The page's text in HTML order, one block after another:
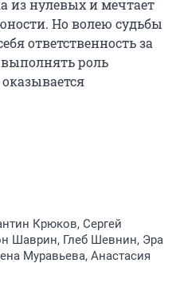
из нулевых и мечтает
Но волею судьбы
ответственность за
роль
Крюков, Сергей
Шаврин, Глеб Шевнин, Эра
Муравьева, Анастасия